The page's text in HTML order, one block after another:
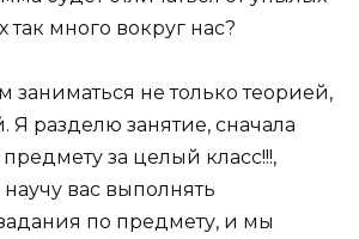
так много вокруг нас?
заниматься не только теорией,
Я разделю занятие, сначала
за целый класс!!!,
вас выполнять
по предмету, и мы